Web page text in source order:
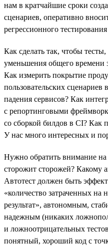
нам в кратчайшие сроки
сценариев, оперативно
регрессионного
Как сделать так, чтобы
уменьшения общего времени
Как измерить покрытие
пользовательских сценариев
падения сервисов? Как
с репортинговыми
со сборкой билдов в CI? Как
У нас много интересных и
Нужно обратить внимание на
сторожит сторожей? Какому
Автотест должен быть
«количество затраченных на
результат», автономным,
надежным (никаких
и ложноотрицательных
понятный, хороший код с